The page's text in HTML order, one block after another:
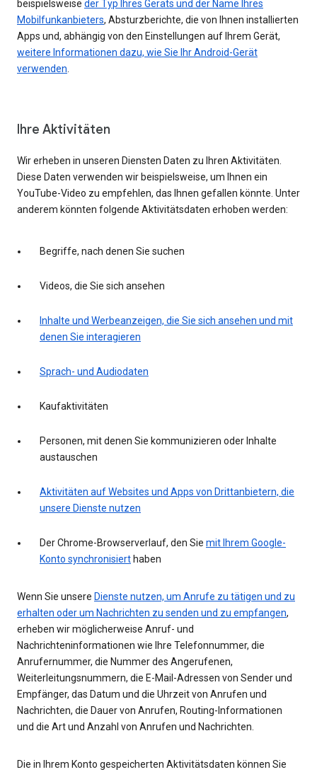
beispielsweise der Typ Ihres Geräts und der Name Ihres
Mobilfunkanbieters, Absturzberichte, die von Ihnen installierten
Apps und, abhängig von den Einstellungen auf Ihrem Gerät,
weitere Informationen dazu, wie Sie Ihr Android-Gerät
verwenden.
Ihre Aktivitäten
Wir erheben in unseren Diensten Daten zu Ihren Aktivitäten.
Diese Daten verwenden wir beispielsweise, um Ihnen ein
YouTube-Video zu empfehlen, das Ihnen gefallen könnte. Unter
anderem könnten folgende Aktivitätsdaten erhoben werden:
Begriffe, nach denen Sie suchen
Videos, die Sie sich ansehen
Inhalte und Werbeanzeigen, die Sie sich ansehen und mit
denen Sie interagieren
Sprach- und Audiodaten
Kaufaktivitäten
Personen, mit denen Sie kommunizieren oder Inhalte
austauschen
Aktivitäten auf Websites und Apps von Drittanbietern, die
unsere Dienste nutzen
Der Chrome-Browserverlauf, den Sie mit Ihrem Google-
Konto synchronisiert haben
Wenn Sie unsere Dienste nutzen, um Anrufe zu tätigen und zu
erhalten oder um Nachrichten zu senden und zu empfangen,
erheben wir möglicherweise Anruf- und
Nachrichteninformationen wie Ihre Telefonnummer, die
Anrufernummer, die Nummer des Angerufenen,
Weiterleitungsnummern, die E-Mail-Adressen von Sender und
Empfänger, das Datum und die Uhrzeit von Anrufen und
Nachrichten, die Dauer von Anrufen, Routing-Informationen
und die Art und Anzahl von Anrufen und Nachrichten.
Die in Ihrem Konto gespeicherten Aktivitätsdaten können Sie